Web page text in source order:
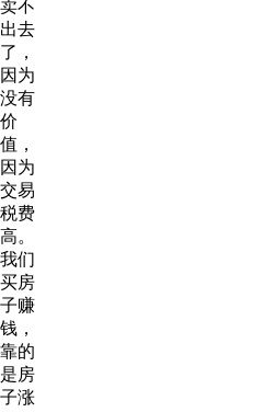
卖不
出去
了，
因为
没有
价
值，
因为
交易
税费
高。
我们
买房
子赚
钱，
靠的
是房
子涨